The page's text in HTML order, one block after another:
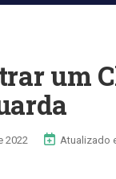
um
2022
Atualizado